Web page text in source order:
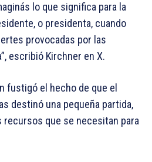
lo que significa para la
o presidenta, cuando
provocadas por las
escribió Kirchner en X.
fustigó el hecho de que el
destinó una pequeña partida,
recursos que se necesitan para